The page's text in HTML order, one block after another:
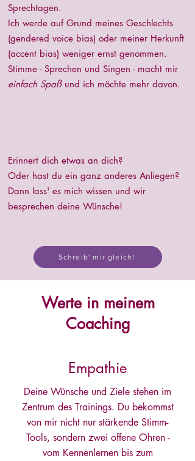
Sprechtagen.
Ich werde auf Grund meines Geschlechts
(gendered voice bias) oder meiner Herkunft
(accent bias) weniger ernst genommen.
Stimme - Sprechen und Singen - macht mir
einfach Spaßund ich möchte mehr davon.
Erinnert dich etwas an dich?
Oder hast du ein ganz anderes Anliegen?
Dann lass' es mich wissen und wir
besprechen deine Wünsche!
Schreib' mir gleich!
Werte in meinem
Coaching
Empathie
Deine Wünsche und Ziele stehen im
Zentrum des Trainings. Du bekommst
von mir nicht nur stärkende Stimm-
Tools, sondern zwei offene Ohren -
vom Kennenlernen bis zum